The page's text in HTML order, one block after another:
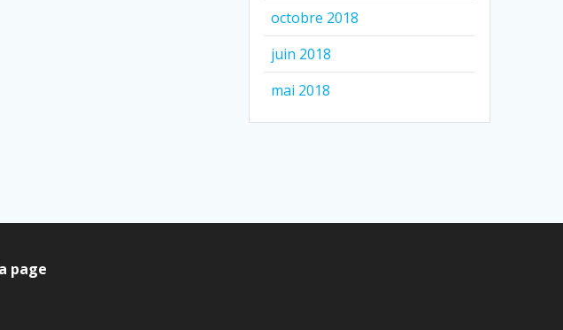
octobre 2018
juin 2018
mai 2018
page